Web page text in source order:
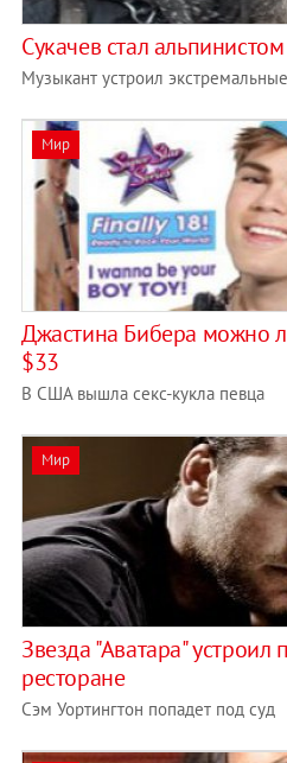
Сукачев стал
Музыкант устроил
Мир
Джастина Бибера можно
$33
В США вышла секс-кукла певца
Мир
Звезда "Аватара" устроил
ресторане
Сэм Уортингтон попадет под суд